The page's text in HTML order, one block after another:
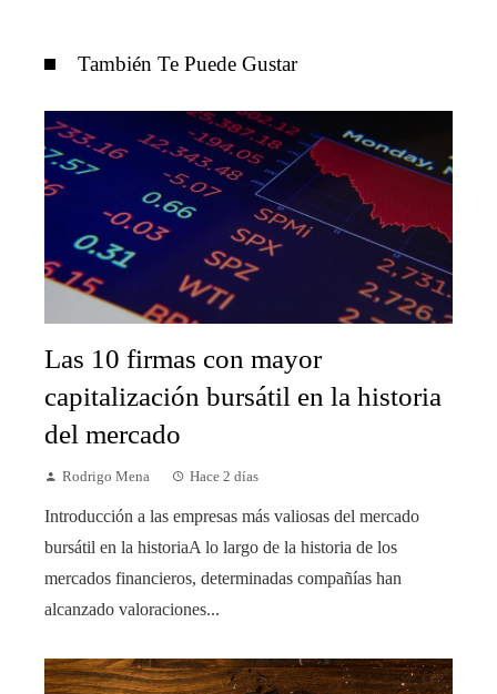
También Te Puede Gustar
Las 10 firmas con mayor
capitalización bursátil en la historia
del mercado
Rodrigo Mena Hace 2 días
Introducción a las empresas más valiosas del mercado
bursátil en la historiaA lo largo de la historia de los
mercados financieros, determinadas compañías han
alcanzado valoraciones...